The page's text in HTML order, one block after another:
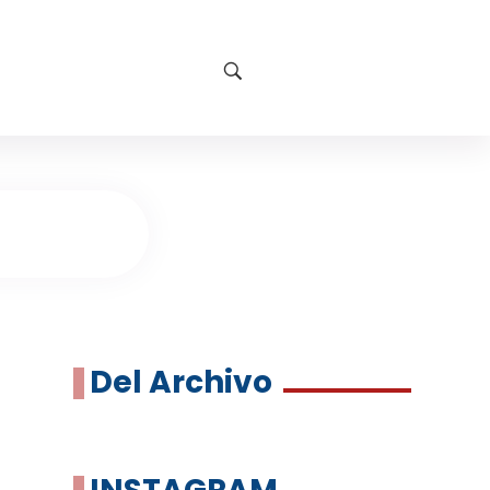
Del Archivo